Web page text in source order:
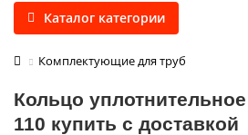
Каталог категории
Комплектующие для труб
Кольцо
110 купить с доставкой